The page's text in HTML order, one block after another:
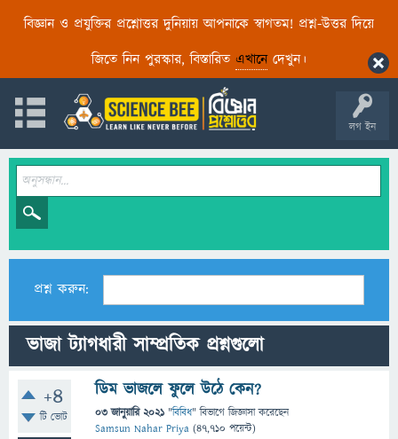
বিজ্ঞান ও প্রযুক্তির প্রশ্নোত্তর দুনিয়ায় আপনাকে স্বাগতম! প্রশ্ন-উত্তর দিয়ে
জিতে নিন পুরস্কার, বিস্তারিত এখানেদেখুন।
লগ ইন
প্রশ্ন করুন:
ভাজা ট্যাগধারী সাম্প্রতিক প্রশ্নগুলো
+4
টি ভোট
ডিম ভাজলে ফুলে উঠে কেন?
03 জানুয়ারি 2021 "বিবিধ" বিভাগে জিজ্ঞাসাকরেছেন
Samsun Nahar Priya (47,710 পয়েন্ট)